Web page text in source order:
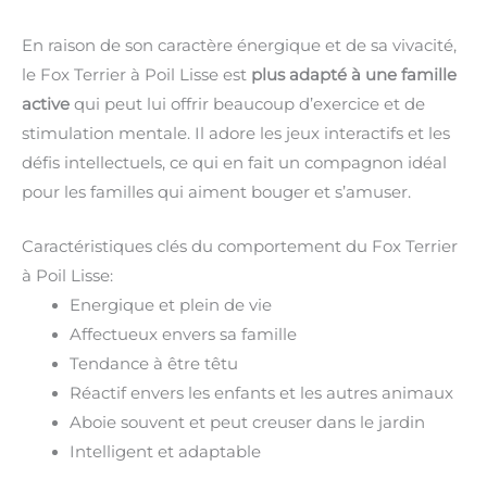
En raison de son caractère énergique et de sa vivacité,
le Fox Terrier à Poil Lisse est plus adapté à une famille
active qui peut lui offrir beaucoup d’exercice et de
stimulation mentale. Il adore les jeux interactifs et les
défis intellectuels, ce qui en fait un compagnon idéal
pour les familles qui aiment bouger et s’amuser.
Caractéristiques clés du comportement du Fox Terrier
à Poil Lisse:
Energique et plein de vie
Affectueux envers sa famille
Tendance à être têtu
Réactif envers les enfants et les autres animaux
Aboie souvent et peut creuser dans le jardin
Intelligent et adaptable